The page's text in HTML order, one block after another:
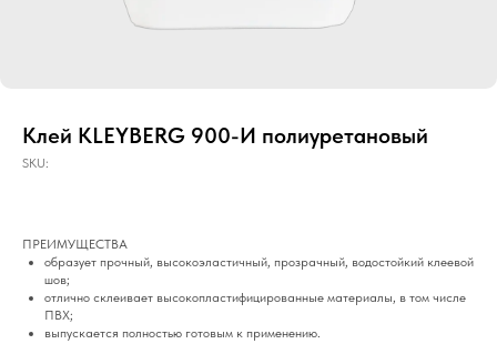
Клей KLEYBERG 900-И полиуретановый
SKU:
ПРЕИМУЩЕСТВА
образует прочный, высокоэластичный, прозрачный, водостойкий клеевой
шов;
отлично склеивает высокопластифицированные материалы, в том числе
ПВХ;
выпускается полностью готовым к применению.